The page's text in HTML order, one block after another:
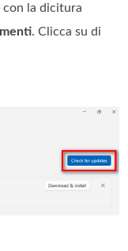
con la dicitura
. Clicca su di